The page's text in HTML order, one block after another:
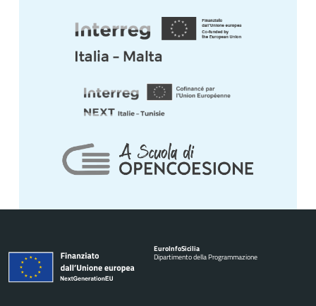
EuroInfoSicilia
Dipartimento della Programmazione